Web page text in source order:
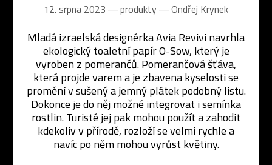
12. srpna 2023 ― produkty ―Ondřej Krynek
Mladá izraelská designérka Avia Revivi navrhla
ekologický toaletní papír O-Sow, který je
vyroben z pomerančů. Pomerančová šťáva,
která projde varem a je zbavena kyselosti se
promění v sušený a jemný plátek podobný listu.
Dokonce je do něj možné integrovat i semínka
rostlin. Turisté jej pak mohou použít a zahodit
kdekoliv v přírodě, rozloží se velmi rychle a
navíc po něm mohou vyrůst květiny.